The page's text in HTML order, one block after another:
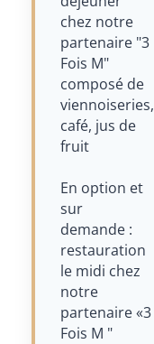
chez notre
partenaire "3
Fois M"
composé de
viennoiseries,
café, jus de
fruit
En option et
sur
demande :
restauration
le midi chez
notre
partenaire «3
Fois M "